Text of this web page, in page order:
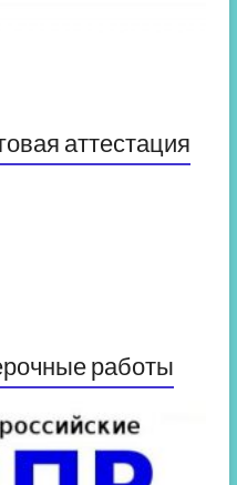
аттестация
работы